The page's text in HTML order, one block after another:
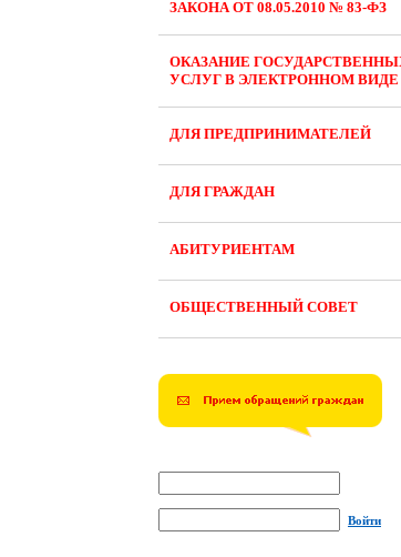
ЗАКОНА ОТ 08.05.2010 № 83-ФЗ
ОКАЗАНИЕ
УСЛУГ В ЭЛЕКТРОННОМ ВИДЕ
ДЛЯ ПРЕДПРИНИМАТЕЛЕЙ
ДЛЯ ГРАЖДАН
АБИТУРИЕНТАМ
ОБЩЕСТВЕННЫЙ СОВЕТ
Войти